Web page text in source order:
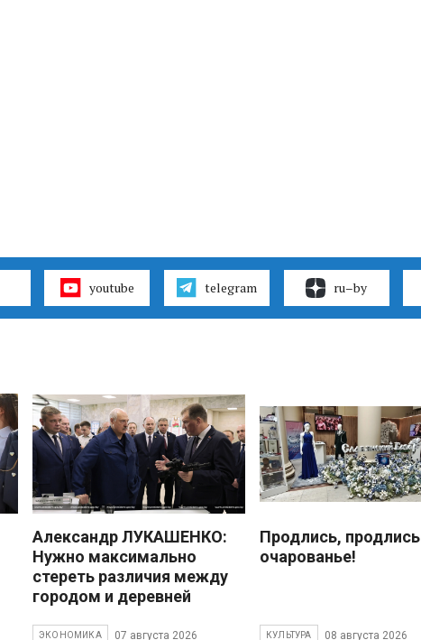
youtube telegram ru–by
Александр ЛУКАШЕНКО:
Нужно максимально
стереть различия между
городом и деревней
ЭКОНОМИКА 07 августа 2026
Продлись, продлись
очарованье!
КУЛЬТУРА 08 августа 2026